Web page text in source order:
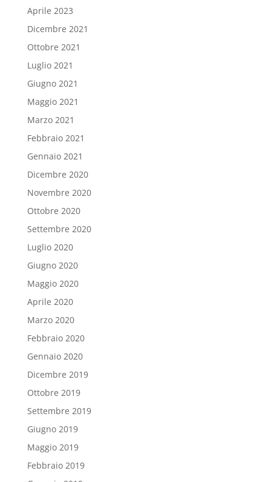
Aprile 2023
Dicembre 2021
Ottobre 2021
Luglio 2021
Giugno 2021
Maggio 2021
Marzo 2021
Febbraio 2021
Gennaio 2021
Dicembre 2020
Novembre 2020
Ottobre 2020
Settembre 2020
Luglio 2020
Giugno 2020
Maggio 2020
Aprile 2020
Marzo 2020
Febbraio 2020
Gennaio 2020
Dicembre 2019
Ottobre 2019
Settembre 2019
Giugno 2019
Maggio 2019
Febbraio 2019